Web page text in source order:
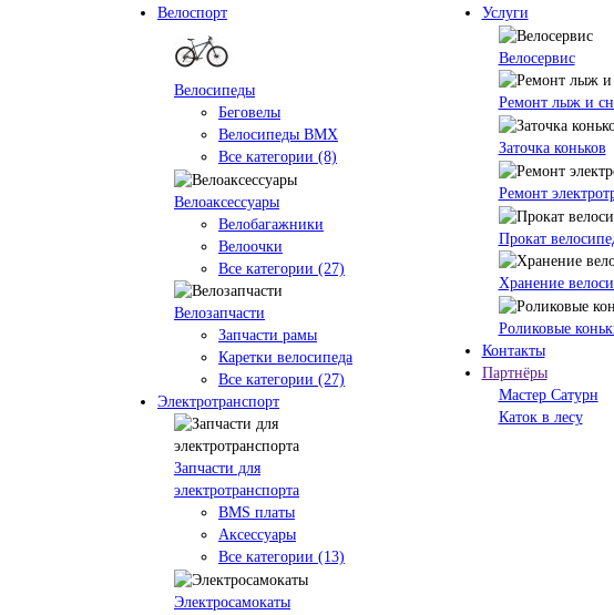
Велоспорт
Велосипеды
Беговелы
Велосипеды BMX
Все категории (8)
Велоаксессуары
Велобагажники
Велоочки
Все категории (27)
Велозапчасти
Запчасти рамы
Каретки велосипеда
Все категории (27)
Электротранспорт
Запчасти для
электротранспорта
BMS платы
Аксессуары
Все категории (13)
Электросамокаты
Услуги
Велосервис
Ремонт лыж и
Заточка коньков
Ремонт
Прокат
Хранение
Роликовые
Контакты
Партнёры
Мастер Сатурн
Каток в лесу